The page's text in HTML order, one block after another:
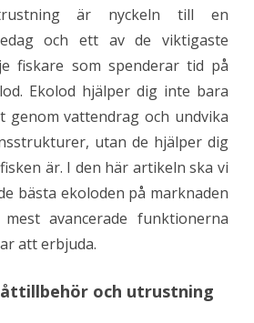
k
a
r
e
–
E
n
g
u
i
d
e
t
i
l
l
d
e
a
v
är nyckeln till en
och ett av de viktigaste
fiskare som spenderar tid på
Ekolod hjälper dig inte bara
genom vattendrag och undvika
utan de hjälper dig
är. I den här artikeln ska vi
bästa ekoloden på marknaden
avancerade funktionerna
att erbjuda.
och utrustning